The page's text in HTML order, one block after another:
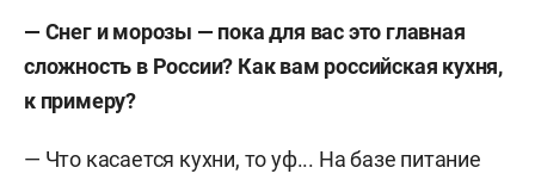
— Снег и морозы — пока для вас это главная
сложность в России? Как вам российская кухня,
к примеру?
— Что касается кухни, то уф... На базе питание